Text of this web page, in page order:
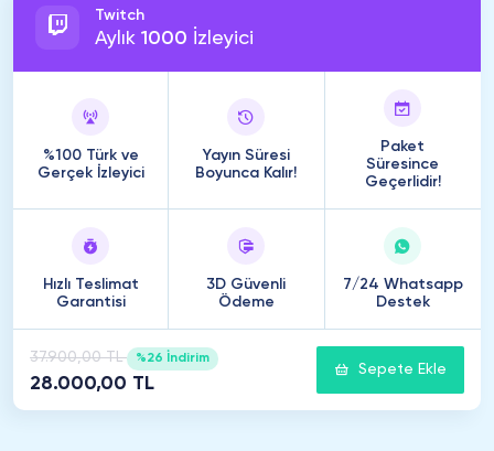
Twitch
Aylık 1000 İzleyici
%100 Türk ve
Gerçek İzleyici
Yayın Süresi
Boyunca Kalır!
Paket
Süresince
Geçerlidir!
Hızlı Teslimat
Garantisi
3D Güvenli
Ödeme
7/24 Whatsapp
Destek
37.900,00 TL %26 İndirim
28.000,00 TL
Sepete Ekle